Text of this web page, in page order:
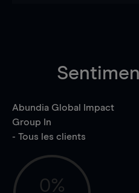
Abundia Global Impact
Group In
- Tous les clients
0%